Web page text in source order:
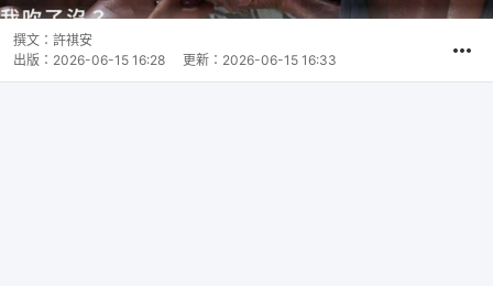
撰文： 許祺安
出版： 2026-06-15 16:28 更新： 2026-06-15 16:33